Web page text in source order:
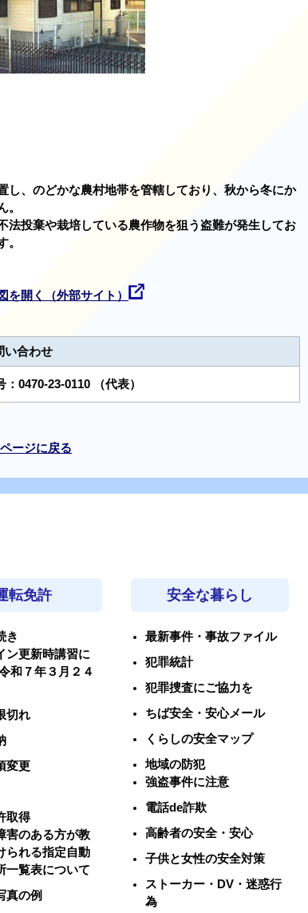
し、のどかな農村地帯を管轄しており、秋から冬にか
。
法投棄や栽培している農作物を狙う盗難が発生してお
。
を開く（外部サイト）
い合わせ
： 0470-23-0110 （代表）
ージに戻る
転免許
き
ン更新時講習に
和７年３月２４
切れ
変更
取得
害のある方が教
られる指定自動
一覧表について
真の例
安全な暮らし
最新事件・事故ファイル
犯罪統計
犯罪捜査にご協力を
ちば安全・安心メール
くらしの安全マップ
地域の防犯
強盗事件に注意
電話de詐欺
高齢者の安全・安心
子供と女性の安全対策
ストーカー・DV・迷惑行
為